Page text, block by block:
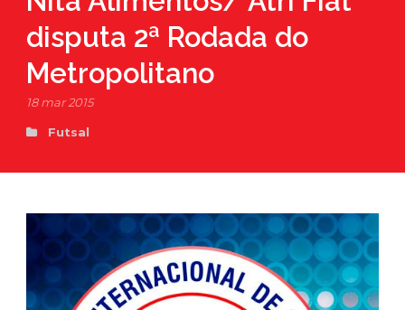
disputa 2ª Rodada do
Metropolitano
18 mar 2015
Futsal